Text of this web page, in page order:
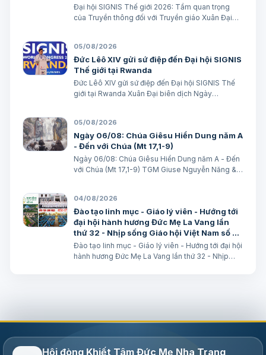
Đại hội SIGNIS Thế giới 2026: Tầm quan trọng
của Truyền thông đối với Truyền giáo Xuân Đại
05/08/2026
Đức Lêô XIV gửi sứ điệp đến Đại hội SIGNIS
Thế giới tại Rwanda
Đức Lêô XIV gửi sứ điệp đến Đại hội SIGNIS Thế
giới tại Rwanda Xuân Đại biên dịch Ngày
Lêô XIV kêu gọi những người làm truyền thông
C…
05/08/2026
Ngày 06/08: Chúa Giêsu Hiển Dung năm A
- Đến với Chúa (Mt 17,1-9)
Ngày 06/08: Chúa Giêsu Hiển Dung năm A - Đến
với Chúa (Mt 17,1-9) TGM Giuse Nguyễn Năng &
như tuyết”. Trích sách Tiên tri…
04/08/2026
Đào tạo linh mục - Giáo lý viên - Hướng tới
đại hội hành hương Đức Mẹ La Vang lần
thứ 32 - Nhịp sống Giáo hội Việt Nam số 85
(28/7/2026 - 03/8/2026)
Đào tạo linh mục - Giáo lý viên - Hướng tới đại hội
hành hương Đức Mẹ La Vang lần thứ 32 - Nhịp
Hội đòng Khiết Tâm Đức Mẹ Nha Trang